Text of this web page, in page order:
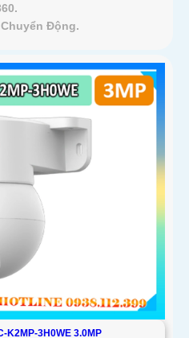
Động.
K2MP-3H0WE 3.0MP